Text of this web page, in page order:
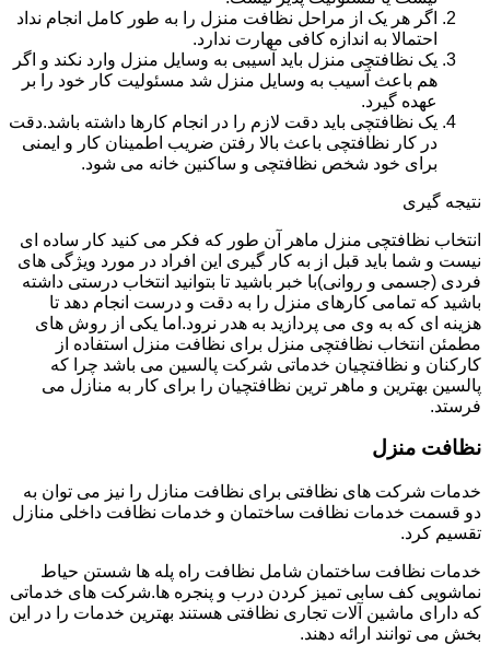
اگر هر یک از مراحل نظافت منزل را به طور کامل انجام نداد
احتمالا به اندازه کافی مهارت ندارد.
یک نظافتچی منزل باید آسیبی به وسایل منزل وارد نکند و اگر
هم باعث آسیب به وسایل منزل شد مسئولیت کار خود را بر
عهده گیرد.
یک نظافتچی باید دقت لازم را در انجام کارها داشته باشد.دقت
در کار نظافتچی باعث بالا رفتن ضریب اطمینان کار و ایمنی
برای خود شخص نظافتچی و ساکنین خانه می شود.
نتیجه گیری
انتخاب نظافتچی منزل ماهر آن طور که فکر می کنید کار ساده ای
نیست و شما باید قبل از به کار گیری این افراد در مورد ویژگی های
فردی (جسمی و روانی)با خبر باشید تا بتوانید انتخاب درستی داشته
باشید که تمامی کارهای منزل را به دقت و درست انجام دهد تا
هزینه ای که به وی می پردازید به هدر نرود.اما یکی از روش های
مطمئن انتخاب نظافتچی منزل برای نظافت منزل استفاده از
کارکنان و نظافتچیان خدماتی شرکت پالسین می باشد چرا که
پالسین بهترین و ماهر ترین نظافتچیان را برای کار به منازل می
فرستد.
نظافت منزل
خدمات شرکت های نظافتی برای نظافت منازل را نیز می توان به
دو قسمت خدمات نظافت ساختمان و خدمات نظافت داخلی منازل
تقسیم کرد.
خدمات نظافت ساختمان شامل نظافت راه پله ها شستن حیاط
نماشویی کف سابی تمیز کردن درب و پنجره ها.شرکت های خدماتی
که دارای ماشین آلات تجاری نظافتی هستند بهترین خدمات را در این
بخش می توانند ارائه دهند.